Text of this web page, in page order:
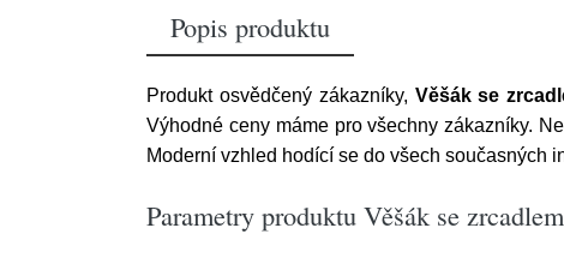
Popis produktu
Produkt osvědčený zákazníky, Věšák se
Výhodné ceny máme pro všechny zákazníky.
Moderní vzhled hodící se do všech současných
Parametry produktu Věšák se